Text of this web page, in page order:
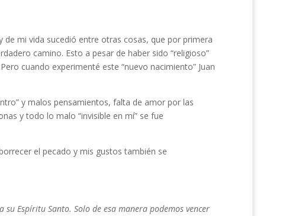
de mi vida sucedió entre otras cosas, que por primera
camino. Esto a pesar de haber sido “religioso”
cuando experimenté este “nuevo nacimiento” Juan
y malos pensamientos, falta de amor por las
y todo lo malo “invisible en mí” se fue
el pecado y mis gustos también se
Espíritu Santo. Solo de esa manera podemos vencer